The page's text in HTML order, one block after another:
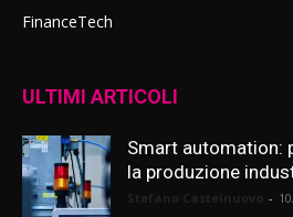
FinanceTech
ULTIMI ARTICOLI
Smart automation:
la produzione
-